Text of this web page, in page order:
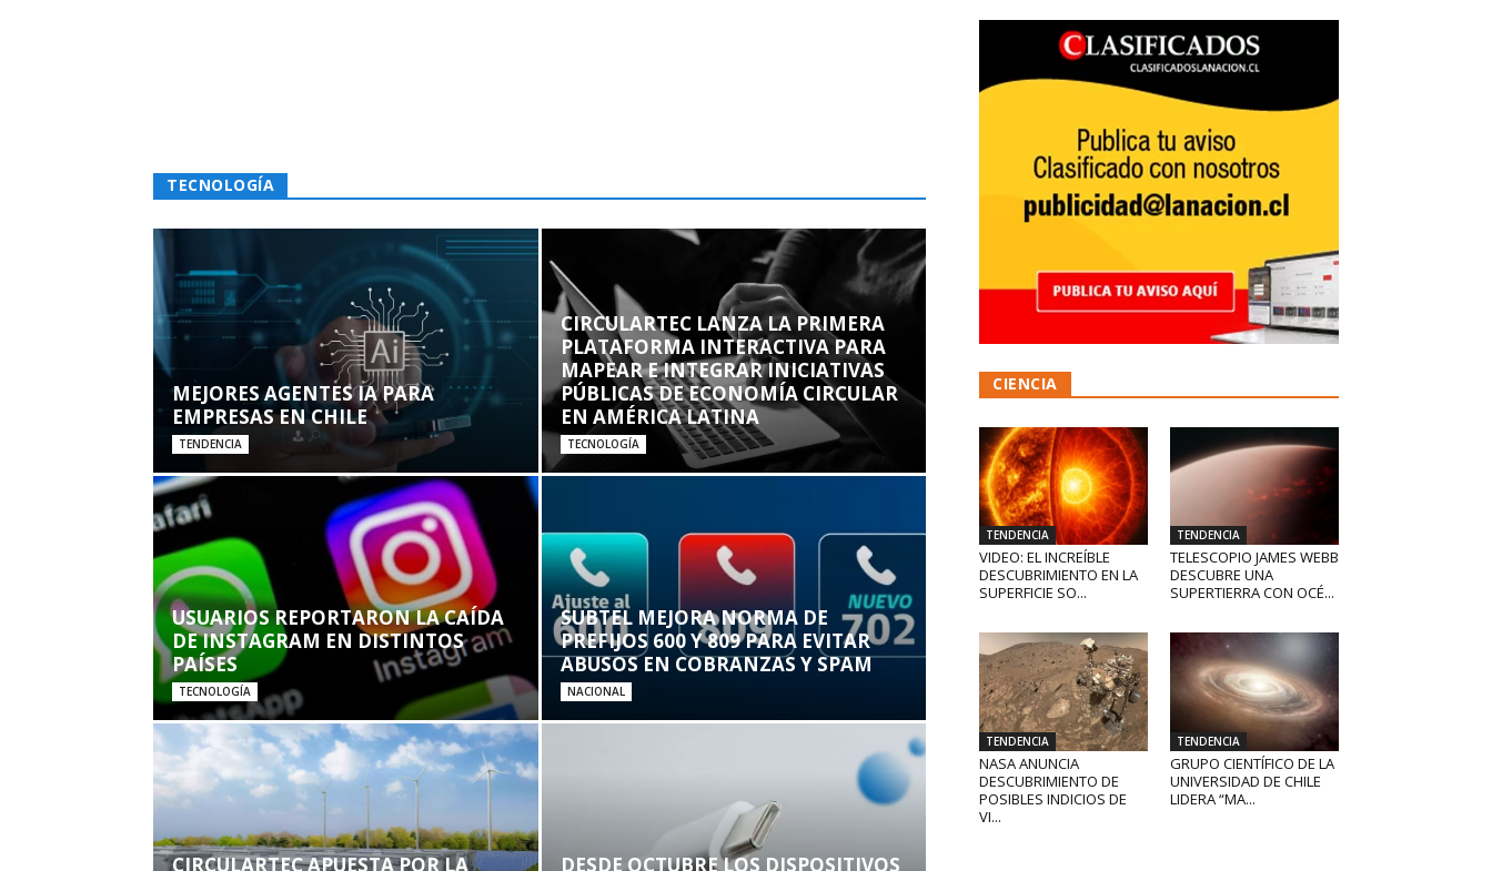
TECNOLOGÍA
MEJORES AGENTES IA PARA
EMPRESAS EN CHILE
TENDENCIA
CIRCULARTEC LANZA LA PRIMERA
PLATAFORMA INTERACTIVA PARA
MAPEAR E INTEGRAR INICIATIVAS
PÚBLICAS DE ECONOMÍA CIRCULAR
EN AMÉRICA LATINA
TECNOLOGÍA
USUARIOS REPORTARON LA CAÍDA
DE INSTAGRAM EN DISTINTOS
PAÍSES
TECNOLOGÍA
SUBTEL MEJORA NORMA DE
PREFIJOS 600 Y 809 PARA EVITAR
ABUSOS EN COBRANZAS Y SPAM
NACIONAL
CIRCULARTEC APUESTA POR LA DESDE OCTUBRE LOS DISPOSITIVOS
CIENCIA
TENDENCIA
VIDEO: EL INCREÍBLE
DESCUBRIMIENTO EN LA
SUPERFICIE SO...
TENDENCIA
TELESCOPIO JAMES WEBB
DESCUBRE UNA
SUPERTIERRA CON OCÉ...
TENDENCIA
NASA ANUNCIA
DESCUBRIMIENTO DE
POSIBLES INDICIOS DE
VI...
TENDENCIA
GRUPO CIENTÍFICO DE LA
UNIVERSIDAD DE CHILE
LIDERA “MA...